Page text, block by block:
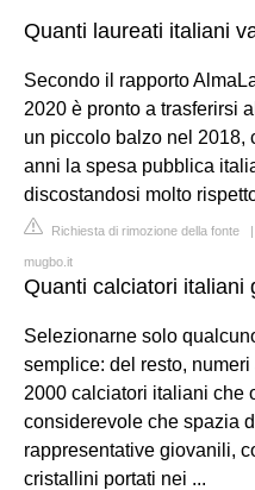
Quanti laureati italiani
Secondo il rapporto
2020 è pronto a trasferirsi
un piccolo balzo nel 2018,
anni la spesa pubblica
discostandosi molto
Richiesta di rimozione della fonte
mugbo.it
Quanti calciatori italiani
Selezionarne solo
semplice: del resto,
2000 calciatori italiani che
considerevole che spazia
rappresentative giovanili,
cristallini portati nei ...